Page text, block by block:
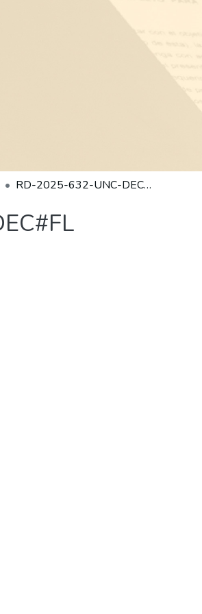
RD-2025-632-UNC-DEC#FL